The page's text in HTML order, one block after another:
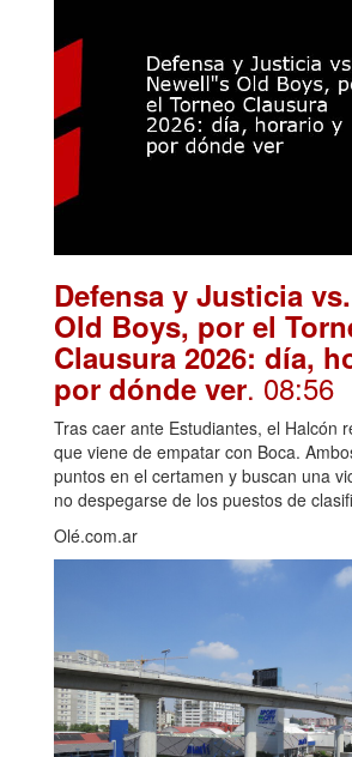
Defensa y Justicia
Old Boys, por el
Clausura 2026: día,
por dónde ver. 08:56
Tras caer ante Estudiantes, el Halcón
que viene de empatar con Boca.
puntos en el certamen y buscan una
no despegarse de los puestos de
Olé.com.ar